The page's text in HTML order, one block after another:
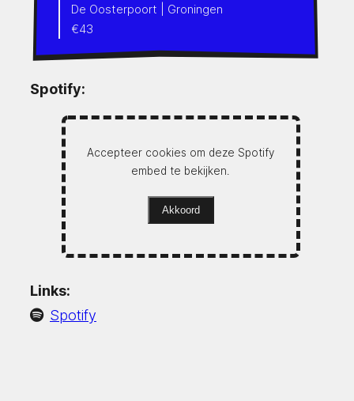
De Oosterpoort | Groningen
€43
Spotify:
Accepteer cookies om deze Spotify
embed te bekijken.
Akkoord
Links:
Spotify